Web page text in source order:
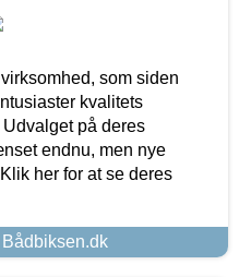
som siden
kvalitets
på deres
endnu, men nye
her for at se deres